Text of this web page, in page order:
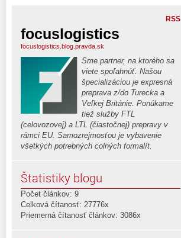
RSS
focuslogistics
focuslogistics.blog.pravda.sk
Sme partner, na ktorého sa
viete spoľahnúť. Našou
špecializáciou je expresná
preprava z/do Turecka a
Veľkej Británie. Ponúkame
tiež služby FTL
(celovozovej) a LTL (čiastočnej) prepravy v
rámci EU. Samozrejmosťou je vybavenie
všetkých potrebných colných formalít.
Štatistiky blogu
Počet článkov: 9
Celková čítanosť: 27776x
Priemerná čítanosť článkov: 3086x